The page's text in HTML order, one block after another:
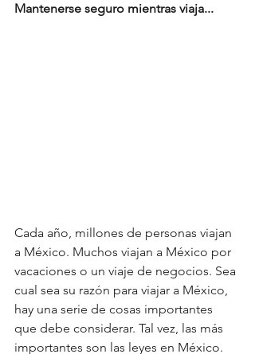
Mantenerse seguro mientras viaja...
Cada año, millones de personas viajan
a México. Muchos viajan a México por
vacaciones o un viaje de negocios. Sea
cual sea su razón para viajar a México,
hay una serie de cosas importantes
que debe considerar. Tal vez, las más
importantes son las leyes en México.